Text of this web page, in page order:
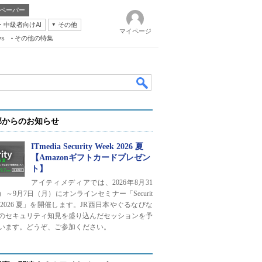
ーパー
中級者向けAI
その他
その他の特集
マイページ
らのお知らせ
ITmedia Security Week 2026 夏
【Amazonギフトカードプレゼン
ト】
アイティメディアでは、2026年8月31
～9月7日（月）にオンラインセミナー「Securit
2026 夏」を開催します。JR西日本やぐるなびな
セキュリティ知見を盛り込んだセッションを予
ます。どうぞ、ご参加ください。